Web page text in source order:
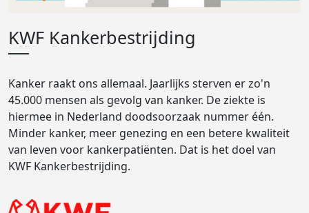
KWF Kankerbestrijding
Kanker raakt ons allemaal. Jaarlijks sterven er zo'n
45.000 mensen als gevolg van kanker. De ziekte is
hiermee in Nederland doodsoorzaak nummer één.
Minder kanker, meer genezing en een betere kwaliteit
van leven voor kankerpatiënten. Dat is het doel van
KWF Kankerbestrijding.